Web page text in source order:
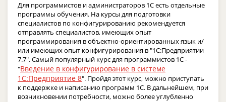
Для программистов и администраторов 1С есть отдельные
программы обучения. На курсы для подготовки
специалистов по конфигурированию рекомендуется
отправлять специалистов, имеющих опыт
программирования в объектно-ориентированных язык и/
или имеющих опыт конфигурирования в "1С:Предприятии
7.7". Самый популярный курс для программистов 1С -
"Введение в конфигурирование в системе
1С:Предприятие 8". Пройдя этот курс, можно приступать
к поддержке и написанию программ 1С. В дальнейшем, при
возникновении потребности, можно более углубленно